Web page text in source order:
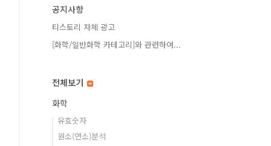
공지사항
티스토리 자체 광고
[화학/일반화학 카테고리]와 관련하여...
전체보기
화학
유효숫자
원소(연소)분석